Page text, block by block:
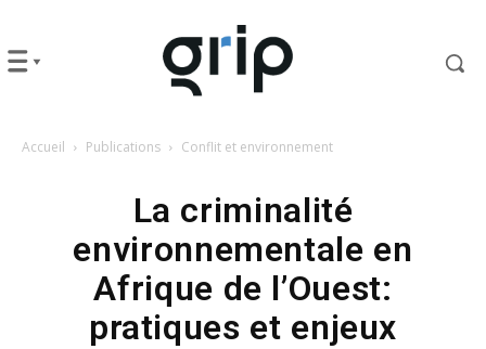
Accueil Publications Conflit et environnement
La criminalité
environnementale en
Afrique de l’Ouest:
pratiques et enjeux